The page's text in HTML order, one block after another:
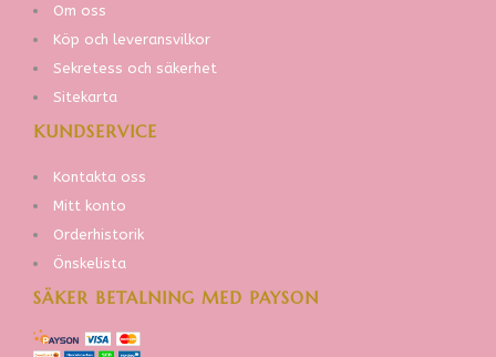
Om oss
Köp och leveransvilkor
Sekretess och säkerhet
Sitekarta
KUNDSERVICE
Kontakta oss
Mitt konto
Orderhistorik
Önskelista
SÄKER BETALNING MED PAYSON